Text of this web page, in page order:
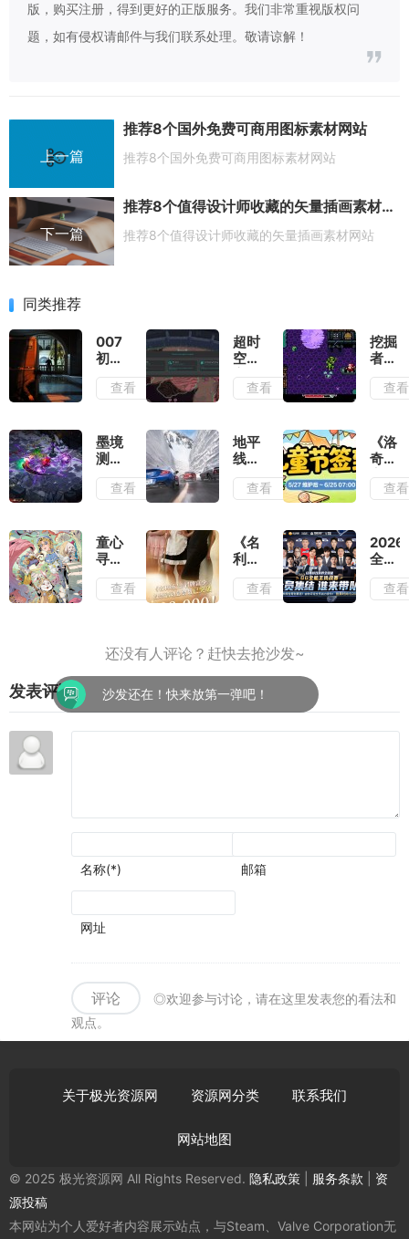
版，购买注册，得到更好的正版服务。我们非常重视版权问
题，如有侵权请邮件与我们联系处理。敬请谅解！
上一篇
推荐8个国外免费可商用图标素材网站
推荐8个国外免费可商用图标素材网站
下一篇
推荐8个值得设计师收藏的矢量插画素材网站
推荐8个值得设计师收藏的矢量插画素材网站
同类推荐
007
初露
锋芒
准则
就是
出其
不意
查看
超时
空地
牢测
评：
间穿
梭找
到合
适的
位置
查看
挖掘
者米
娜测
评：
复古
滤镜
去看
查看
墨境
测
评：
墨宝
提供
非常
多的
构筑
流派
查看
地平
线6
测
评：
厚到
几乎
无法
忽视
查看
《洛
奇》
童趣
节签
到活
动上
查看
童心
寻趣
《第
五人
今日
上线
查看
《名
利场
2》
选角
票数
破12
万,
谁是
查看
全能
王挑
战赛
查看
发表评论
名称(*) 邮箱
网址
评论
◎欢迎参与讨论，请在这里发表您的看法和
观点。
关于极光资源网 资源网分类 联系我们
网站地图
© 2025 极光资源网 All Rights Reserved. 隐私政策 服务条款
资
源投稿
本网站为个人爱好者内容展示站点，与Steam、Valve Corporation无
沙发还在！快来放第一弹吧！